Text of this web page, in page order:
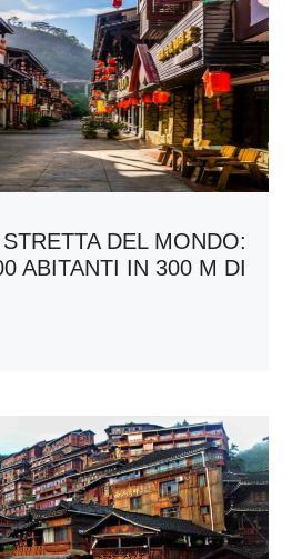
DEL MONDO:
ABITANTI IN 300 M DI